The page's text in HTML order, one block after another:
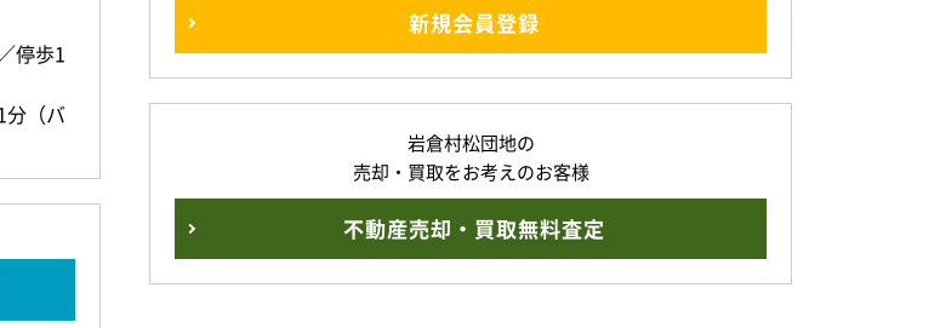
停歩1
分（バ
新規会員登録
岩倉村松団地の
売却・買取をお考えのお客様
不動産売却・買取無料査定